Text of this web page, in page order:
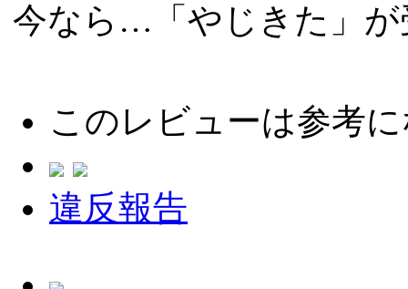
今なら…「やじきた」
このレビューは参考
違反報告